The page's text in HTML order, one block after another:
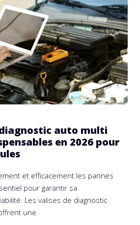
auto multi
en 2026 pour
et efficacement les pannes
pour garantir sa
Les valises de diagnostic
une